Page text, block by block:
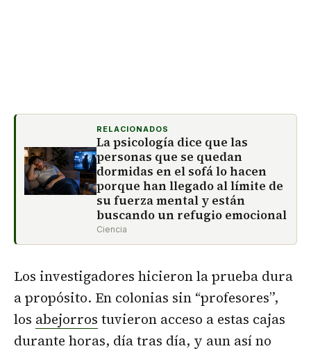
RELACIONADOS
La psicología dice que las
personas que se quedan
dormidas en el sofá lo hacen
porque han llegado al límite de
su fuerza mental y están
buscando un refugio emocional
Ciencia
Los investigadores hicieron la prueba dura
a propósito. En colonias sin “profesores”,
los abejorros tuvieron acceso a estas cajas
durante horas, día tras día, y aun así no